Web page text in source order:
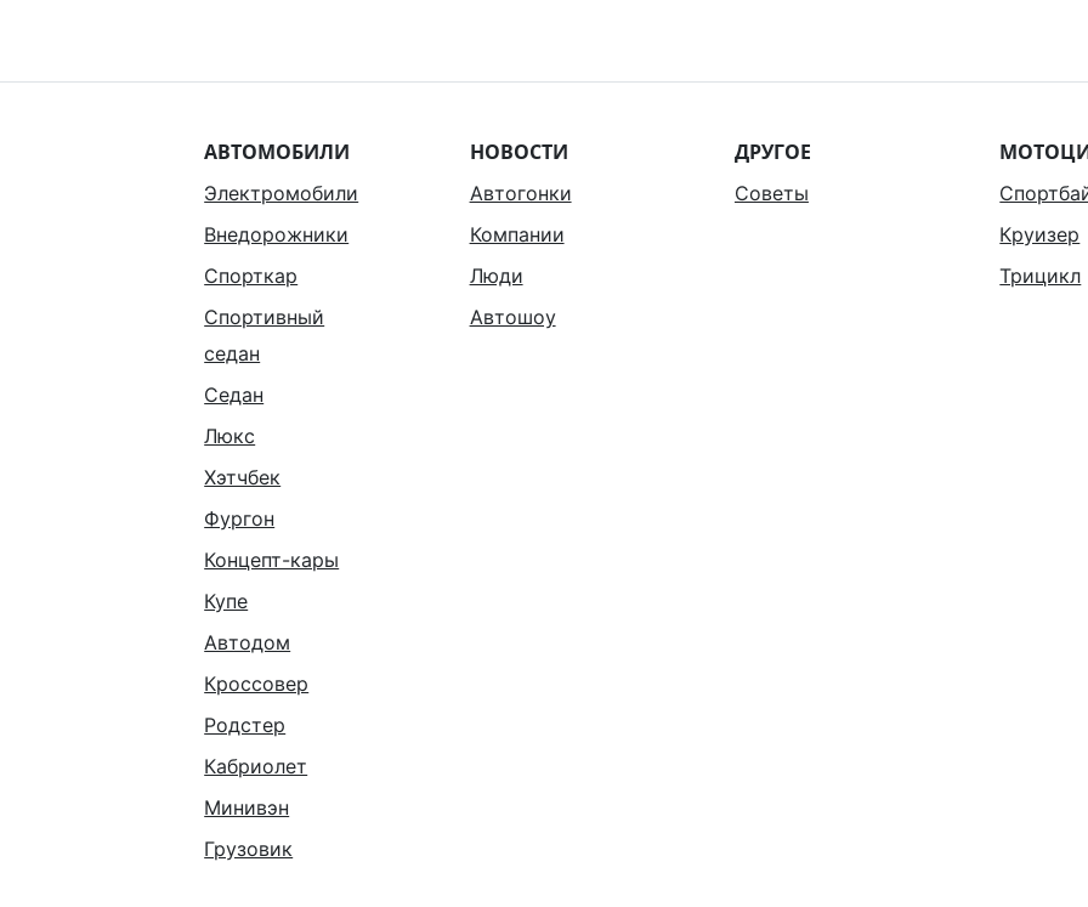
АВТОМОБИЛИ
Электромобили
Внедорожники
Спорткар
Спортивный
седан
Седан
Люкс
Хэтчбек
Фургон
Концепт-кары
Купе
Автодом
Кроссовер
Родстер
Кабриолет
Минивэн
Грузовик
НОВОСТИ
Автогонки
Компании
Люди
Автошоу
ДРУГОЕ
Советы
Круизер
Трицикл